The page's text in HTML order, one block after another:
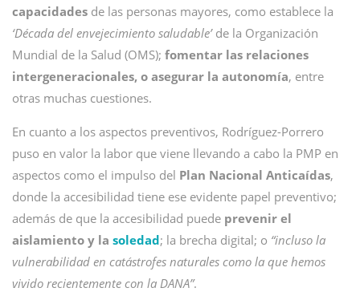
capacidades de las personas mayores, como establece la
‘Década del envejecimiento saludable’ de la Organización
Mundial de la Salud (OMS); fomentar las relaciones
intergeneracionales, o asegurar la autonomía, entre
otras muchas cuestiones.
En cuanto a los aspectos preventivos, Rodríguez-Porrero
puso en valor la labor que viene llevando a cabo la PMP en
aspectos como el impulso del Plan Nacional Anticaídas,
donde la accesibilidad tiene ese evidente papel preventivo;
además de que la accesibilidad puede prevenir el
aislamiento y la soledad; la brecha digital; o “incluso la
vulnerabilidad en catástrofes naturales como la que hemos
vivido recientemente con la DANA”.